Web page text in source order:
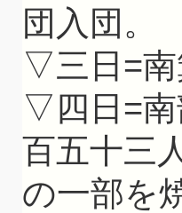
団入団。
▽三日=南
▽四日=南
百五十三
の一部を